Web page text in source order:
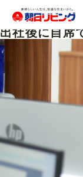
Previous Image
Next Image
出社後に自席